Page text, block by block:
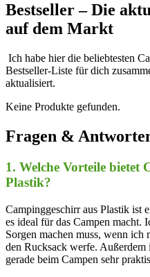
Bestseller – Die
auf dem Markt
Ich habe hier die beliebtesten
Bestseller-Liste für dich
aktualisiert.
Keine Produkte gefunden.
Fragen &
1. Welche Vorteile ​bietet
Plastik?
Campinggeschirr ​aus Plastik ist
es ideal für das Campen‍ macht.
Sorgen machen muss, wenn
den Rucksack‌ werfe. Außerdem‌
gerade beim Campen sehr